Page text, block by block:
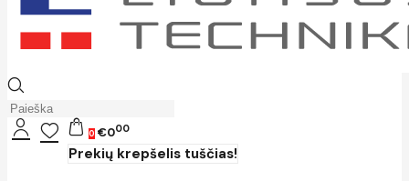
0 €000
Prekių krepšelis tuščias!